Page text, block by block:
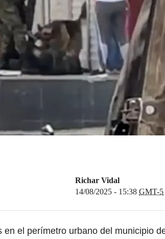
Richar Vidal
14/08/2025 - 15:38 GMT-5
en el perímetro urbano del municipio